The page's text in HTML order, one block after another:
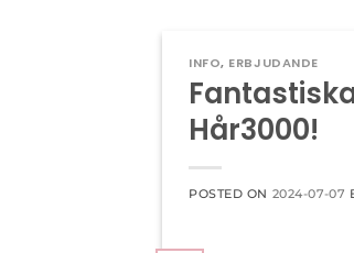
INFO, ERBJUDANDE
Hår3000!
POSTED ON 2024-07-07